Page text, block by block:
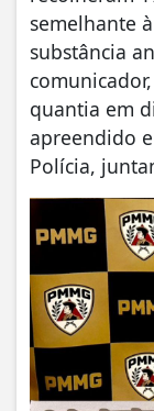
semelhante
substância
quantia em
apreendido
Polícia,